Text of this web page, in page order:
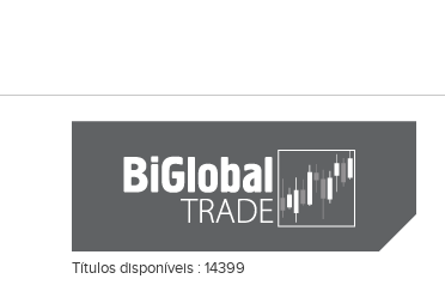
Títulos disponíveis : 14399